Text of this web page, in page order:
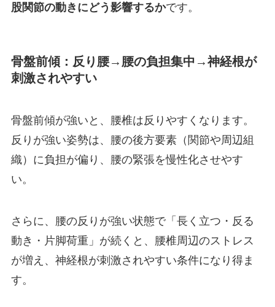
股関節の動きにどう影響するかです。
骨盤前傾：反り腰→腰の負担集中→神経根が
刺激されやすい
骨盤前傾が強いと、腰椎は反りやすくなります。
反りが強い姿勢は、腰の後方要素（関節や周辺組
織）に負担が偏り、腰の緊張を慢性化させやす
い。
さらに、腰の反りが強い状態で「長く立つ・反る
動き・片脚荷重」が続くと、腰椎周辺のストレス
が増え、神経根が刺激されやすい条件になり得ま
す。